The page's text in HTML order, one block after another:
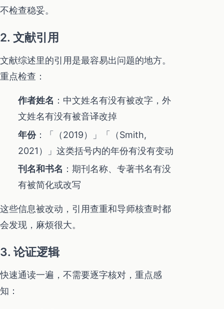
不检查稳妥。
2. 文献引用
文献综述里的引用是最容易出问题的地方。
重点检查：
作者姓名 ：中文姓名有没有被改字，外
文姓名有没有被音译改掉
年份：「（2019）」「（Smith,
2021）」这类括号内的年份有没有变动
刊名和书名 ：期刊名称、专著书名有没
有被简化或改写
这些信息被改动，引用查重和导师核查时都
会发现，麻烦很大。
3. 论证逻辑
快速通读一遍，不需要逐字核对，重点感
知：